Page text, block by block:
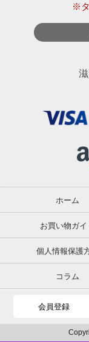
※
ホーム
お買い物ガイ
個人情報保護
コラム
会員登録